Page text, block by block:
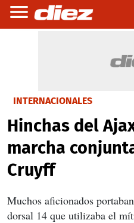
INTERNACIONALES
Hinchas del
marcha
Cruyff
Muchos aficionados
dorsal 14 que utilizaba el